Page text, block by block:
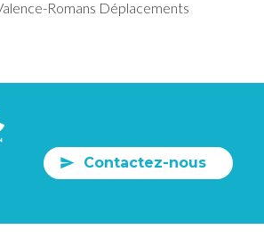
Romans Déplacements
Contactez-nous